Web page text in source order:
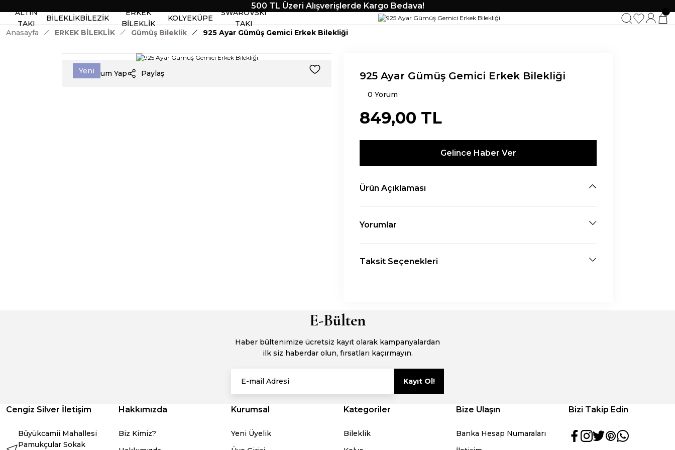
500 TL Üzeri Alışverişlerde Kargo Bedava!
ALTIN
TAKI
BİLEKLİKBİLEZİK
ERKEK
BİLEKLİK
KOLYEKÜPE
SWAROVSKI
TAKI
Anasayfa
ERKEK BİLEKLİK Gümüş Bileklik 925 Ayar Gümüş Gemici Erkek Bilekliği
YeniYorum Yap Paylaş 925 Ayar Gümüş Gemici Erkek Bilekliği
0 Yorum
849,00 TL
Gelince Haber Ver
Ürün Açıklaması
Yorumlar
Taksit Seçenekleri
E-Bülten
Haber bültenimize ücretsiz kayıt olarak kampanyalardan
ilk siz haberdar olun, fırsatları kaçırmayın.
Kayıt Ol!
Cengiz Silver İletişim
Büyükcamii Mahallesi
Pamukçular Sokak
Hakkımızda
Biz Kimiz?
Kurumsal
Yeni Üyelik
Kategoriler
Bileklik
Bize Ulaşın
Banka Hesap Numaraları
Bizi Takip Edin